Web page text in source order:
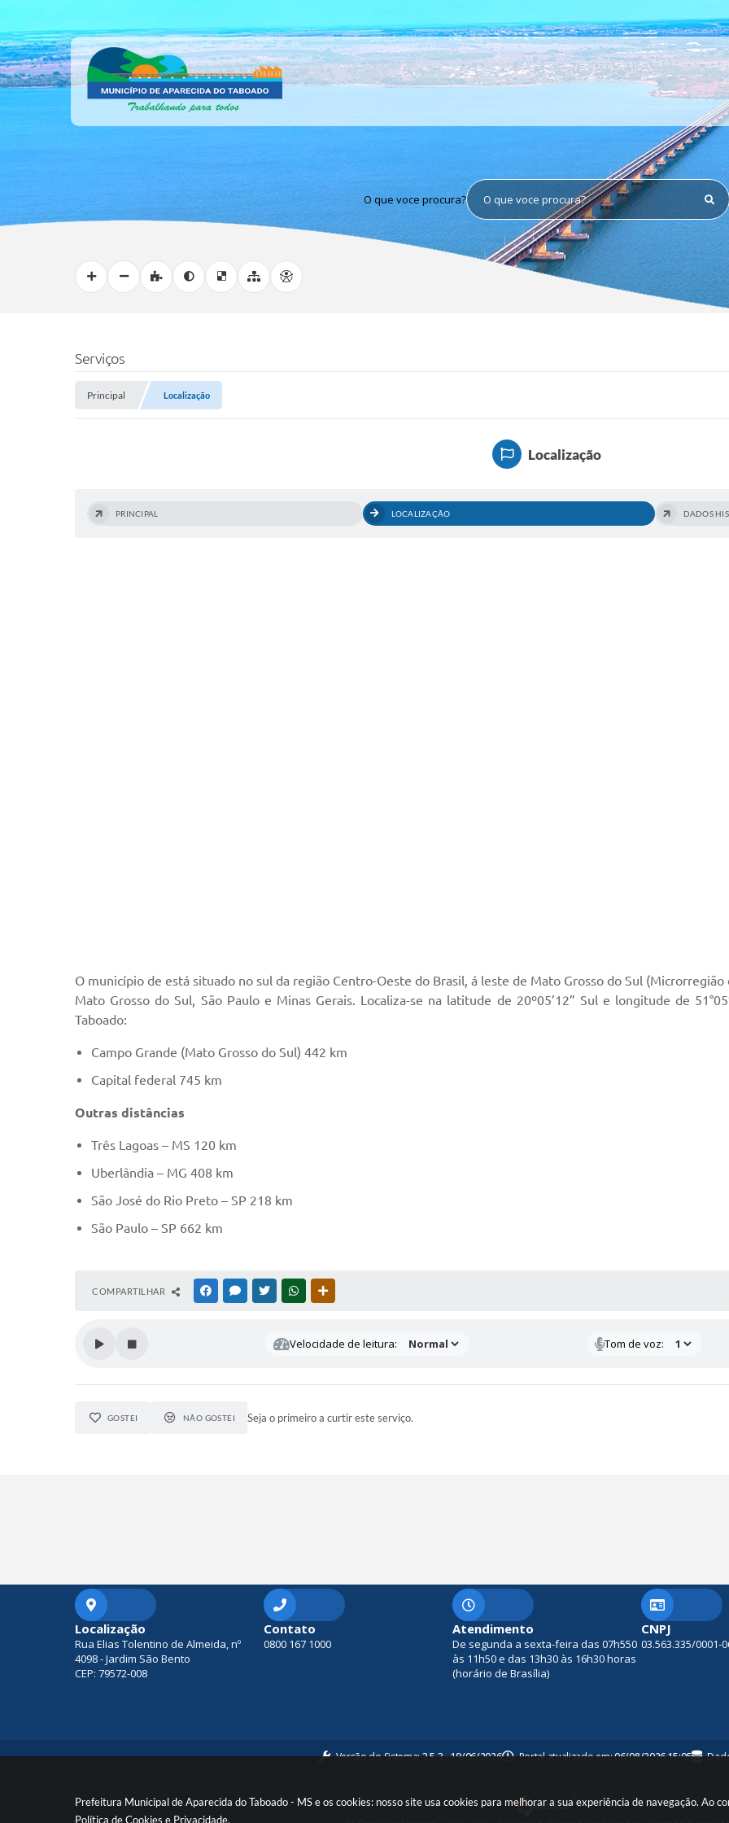
Prefeitura Municipal de Aparecida do Taboado - MS e os cookies: nosso site usa cookies para melhorar a sua experiência de navegação. Ao
Política de Cookies e Privacidade.
O que voce procura?
Serviços
Principal Localização
Localização
PRINCIPAL LOCALIZAÇÃO DADOS
O município de está situado no sul da região Centro-Oeste do Brasil, á leste de Mato Grosso do Sul
Mato Grosso do Sul, São Paulo e Minas Gerais. Localiza-se na latitude de 20º05’12” Sul e longitude de
Taboado:
Campo Grande (Mato Grosso do Sul) 442 km
Capital federal 745 km
Outras distâncias
Três Lagoas – MS 120 km
Uberlândia – MG 408 km
São José do Rio Preto – SP 218 km
São Paulo – SP 662 km
COMPARTILHAR FACEBOOKMESSENGER
TWITTERWHATSAPP
Velocidade de leitura: Tom de voz:
GOSTEI NÃO GOSTEI Seja o primeiro a curtir este serviço.
Localização
Rua Elias Tolentino de Almeida, nº
4098 - Jardim São Bento
CEP: 79572-008
Contato
0800 167 1000
Atendimento
De segunda a sexta-feira das 07h550
às 11h50 e das 13h30 às 16h30 horas
(horário de Brasília)
CNPJ
03.563.335/0001-
Versão do Sistema:3.5.3 - 19/06/2026 Portal atualizado em:06/08/2026 15:05